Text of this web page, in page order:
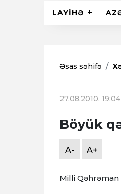
LAYİHƏ
Əsas səhifə
27.08.2010, 19:04
Böyük
A- A+
Milli